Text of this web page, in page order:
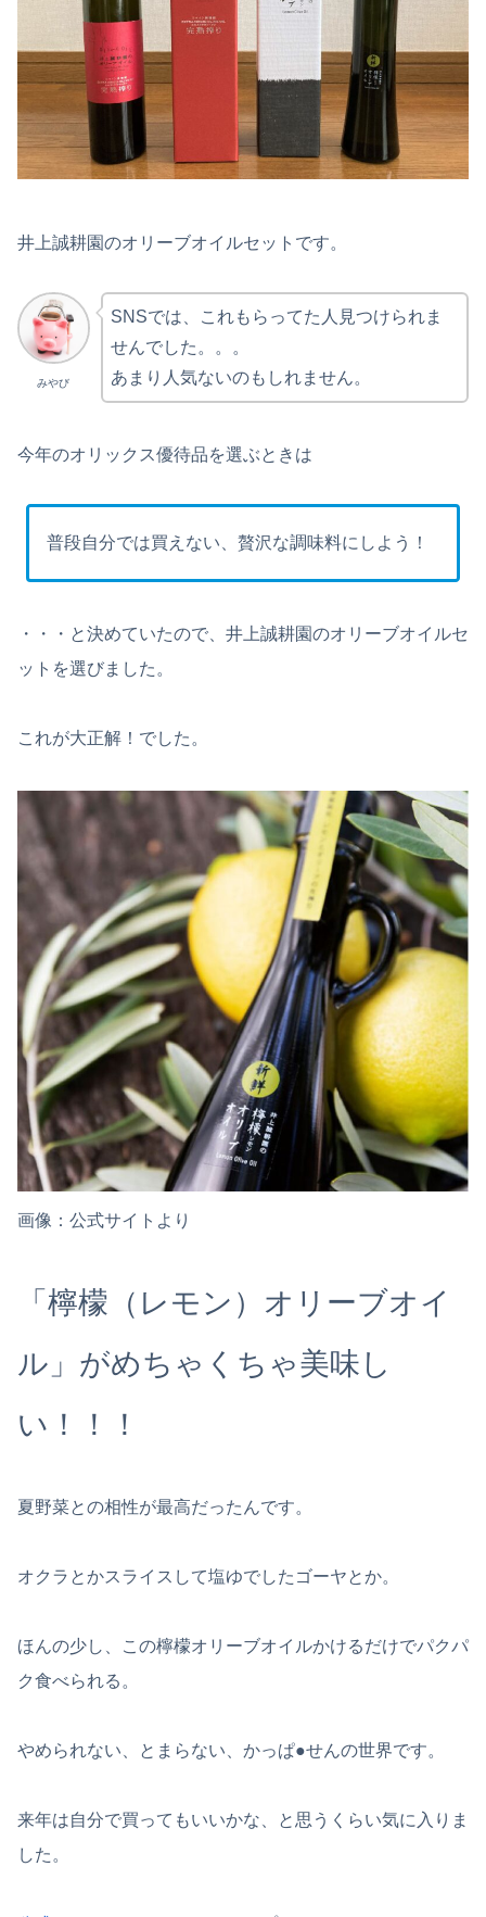
井上誠耕園のオリーブオイルセットです。
みやび
SNSでは、これもらってた人見つけられま
せんでした。。。
あまり人気ないのもしれません。
今年のオリックス優待品を選ぶときは
普段自分では買えない、贅沢な調味料にしよう！
・・・と決めていたので、井上誠耕園のオリーブオイルセ
ットを選びました。
これが大正解！でした。
画像：公式サイトより
「檸檬（レモン）オリーブオイ
ル」がめちゃくちゃ美味し
い！！！
夏野菜との相性が最高だったんです。
オクラとかスライスして塩ゆでしたゴーヤとか。
ほんの少し、この檸檬オリーブオイルかけるだけでパクパ
ク食べられる。
やめられない、とまらない、かっぱ●せんの世界です。
来年は自分で買ってもいいかな、と思うくらい気に入りま
した。